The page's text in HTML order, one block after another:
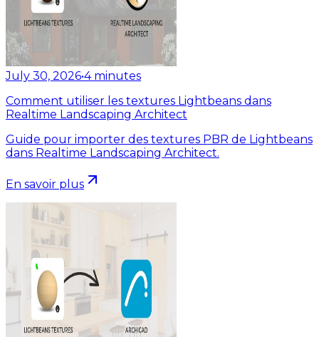
July 30, 2026•4 minutes
Comment utiliser les textures Lightbeans dans
Realtime Landscaping Architect
Guide pour importer des textures PBR de Lightbeans
dans Realtime Landscaping Architect.
En savoir plus